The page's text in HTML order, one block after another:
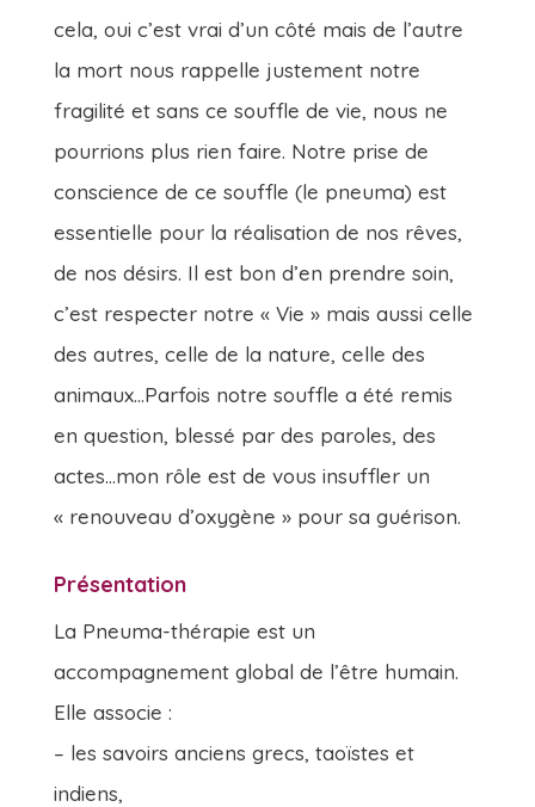
cela, oui c’est vrai d’un côté mais de l’autre
la mort nous rappelle justement notre
fragilité et sans ce souffle de vie, nous ne
pourrions plus rien faire. Notre prise de
conscience de ce souffle (le pneuma) est
essentielle pour la réalisation de nos rêves,
de nos désirs. Il est bon d’en prendre soin,
c’est respecter notre « Vie » mais aussi celle
des autres, celle de la nature, celle des
animaux…Parfois notre souffle a été remis
en question, blessé par des paroles, des
actes…mon rôle est de vous insuffler un
« renouveau d’oxygène » pour sa guérison.
Présentation
La Pneuma-thérapie est un
accompagnement global de l’être humain.
Elle associe :
– les savoirs anciens grecs, taoïstes et
indiens,